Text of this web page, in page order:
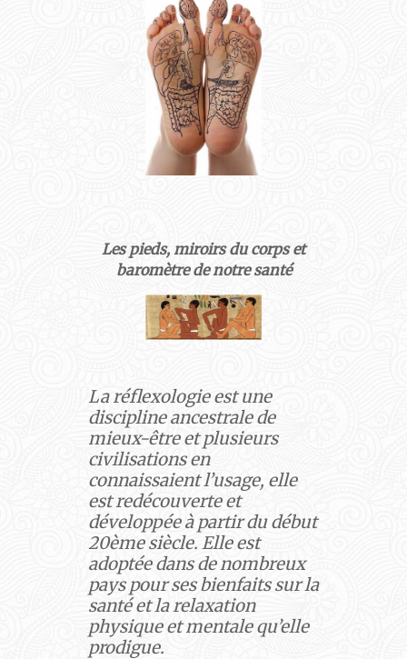
Les pieds, miroirs du corps et
baromètre de notre santé
La réflexologie est une
discipline ancestrale de
mieux-être et plusieurs
civilisations en
connaissaient l’usage, elle
est redécouverte et
développée à partir du début
20ème siècle. Elle est
adoptée dans de nombreux
pays pour ses bienfaits sur la
santé et la relaxation
physique et mentale qu’elle
prodigue.